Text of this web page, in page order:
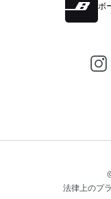
ボ
法律上のプ